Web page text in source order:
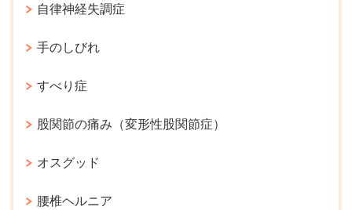
自律神経失調症
手のしびれ
すべり症
股関節の痛み（変形性股関節症）
オスグッド
腰椎ヘルニア